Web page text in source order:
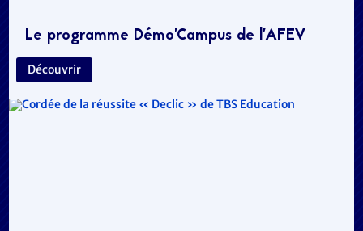
Le programme Démo’Campus de l’AFEV
Découvrir